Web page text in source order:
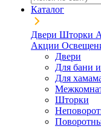
Каталог
Двери Шторки
Акции
Двери
Для бани
Для
Шторки